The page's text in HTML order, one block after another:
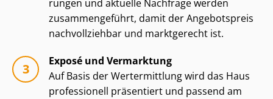
run­gen und aktuelle Nachfrage werden
zusammengeführt, damit der Angebotspreis
nachvollziehbar und marktgerecht ist.
Exposé und Vermarktung
Auf Basis der Wertermittlung wird das Haus
professionell präsentiert und passend am